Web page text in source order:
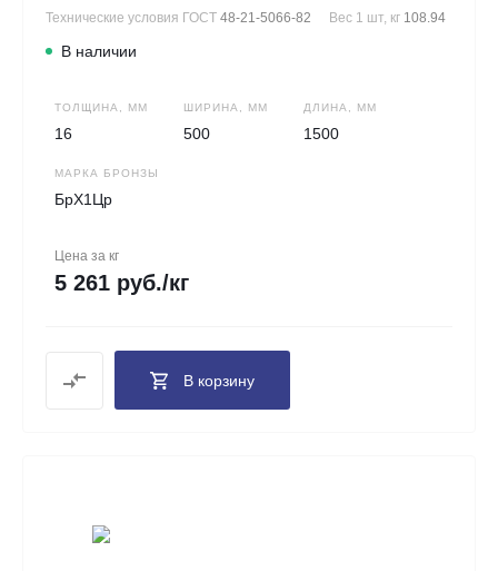
Технические условия ГОСТ 48-21-5066-82 Вес 1 шт, кг 108.94
В наличии
ТОЛЩИНА, ММ
16
ШИРИНА, ММ
500
ДЛИНА, ММ
1500
МАРКА БРОНЗЫ
БрХ1Цр
Цена за кг
5 261 руб./кг
В корзину